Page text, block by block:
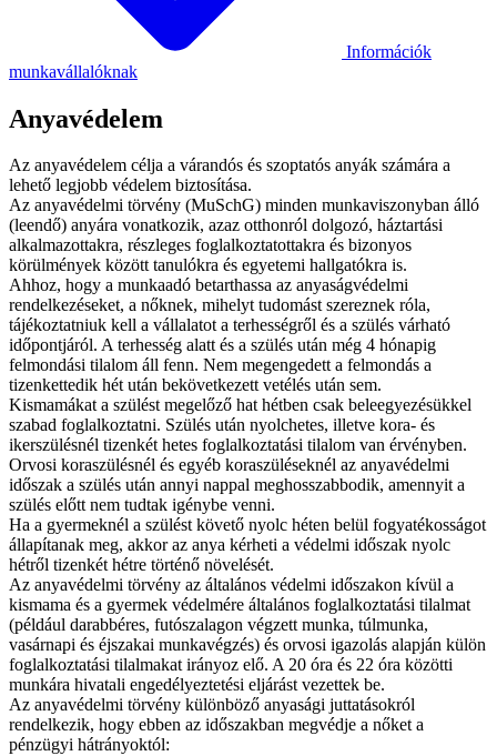
Információk
munkavállalóknak
Anyavédelem
Az anyavédelem célja a várandós és szoptatós anyák számára a
lehető legjobb védelem biztosítása.
Az anyavédelmi törvény (MuSchG) minden munkaviszonyban álló
(leendő) anyára vonatkozik, azaz otthonról dolgozó, háztartási
alkalmazottakra, részleges foglalkoztatottakra és bizonyos
körülmények között tanulókra és egyetemi hallgatókra is.
Ahhoz, hogy a munkaadó betarthassa az anyaságvédelmi
rendelkezéseket, a nőknek, mihelyt tudomást szereznek róla,
tájékoztatniuk kell a vállalatot a terhességről és a szülés várható
időpontjáról. A terhesség alatt és a szülés után még 4 hónapig
felmondási tilalom áll fenn. Nem megengedett a felmondás a
tizenkettedik hét után bekövetkezett vetélés után sem.
Kismamákat a szülést megelőző hat hétben csak beleegyezésükkel
szabad foglalkoztatni. Szülés után nyolchetes, illetve kora- és
ikerszülésnél tizenkét hetes foglalkoztatási tilalom van érvényben.
Orvosi koraszülésnél és egyéb koraszüléseknél az anyavédelmi
időszak a szülés után annyi nappal meghosszabbodik, amennyit a
szülés előtt nem tudtak igénybe venni.
Ha a gyermeknél a szülést követő nyolc héten belül fogyatékosságot
állapítanak meg, akkor az anya kérheti a védelmi időszak nyolc
hétről tizenkét hétre történő növelését.
Az anyavédelmi törvény az általános védelmi időszakon kívül a
kismama és a gyermek védelmére általános foglalkoztatási tilalmat
(például darabbéres, futószalagon végzett munka, túlmunka,
vasárnapi és éjszakai munkavégzés) és orvosi igazolás alapján külön
foglalkoztatási tilalmakat irányoz elő. A 20 óra és 22 óra közötti
munkára hivatali engedélyeztetési eljárást vezettek be.
Az anyavédelmi törvény különböző anyasági juttatásokról
rendelkezik, hogy ebben az időszakban megvédje a nőket a
pénzügyi hátrányoktól: